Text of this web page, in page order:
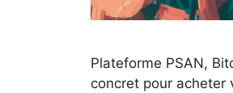
Plateforme PSAN,
concret pour acheter